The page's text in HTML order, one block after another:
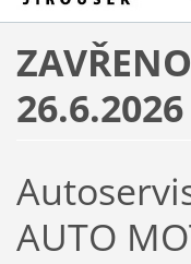
26.6.2026
AUTO